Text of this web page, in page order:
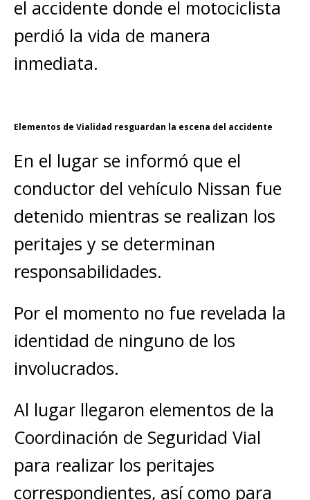
el accidente donde el motociclista
perdió la vida de manera
inmediata.
Elementos de Vialidad resguardan la escena del accidente
En el lugar se informó que el
conductor del vehículo Nissan fue
detenido mientras se realizan los
peritajes y se determinan
responsabilidades.
Por el momento no fue revelada la
identidad de ninguno de los
involucrados.
Al lugar llegaron elementos de la
Coordinación de Seguridad Vial
para realizar los peritajes
correspondientes, así como para